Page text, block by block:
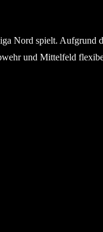
Nord spielt. Aufgrund
und Mittelfeld